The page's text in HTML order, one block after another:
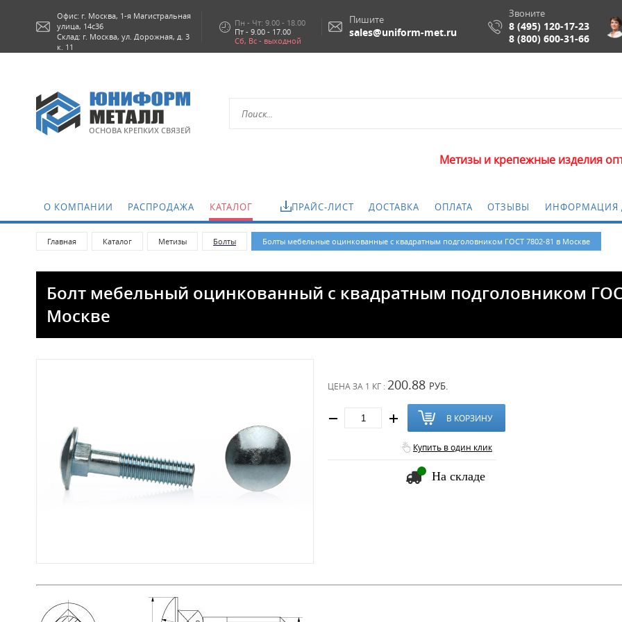
Офис: г. Москва, 1-я Магистральная
улица, 14с36
Склад: г. Москва, ул. Дорожная, д. 3
к. 11
Пн - Чт: 9.00 - 18.00
Пт - 9.00 - 17.00
Сб, Вс - выходной
Пишите
sales@uniform-met.ru
Звоните
8 (495) 120-17-23
8 (800) 600-31-66
ОСНОВА КРЕПКИХ СВЯЗЕЙ
Метизы и крепежные изделия оптом.
О КОМПАНИИ РАСПРОДАЖА КАТАЛОГ ПРАЙС-ЛИСТ ДОСТАВКА ОПЛАТА ОТЗЫВЫ ИНФОРМАЦИЯ
Главная Каталог Метизы Болты Болты мебельные оцинкованные с квадратным подголовником ГОСТ 7802-81 в Москве
Болт мебельный оцинкованный с квадратным подголовником
Москве
ЦЕНА ЗА 1 КГ : 200.88 РУБ.
В КОРЗИНУ
Купить в один клик
На складе